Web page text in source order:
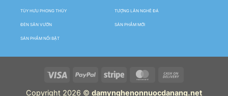
TÙY HƯU PHONG THỦY TƯỢNG LÂN NGHÊ ĐÁ
ĐÈN SÂN VƯỜN SẢN PHẨM MỚI
SẢN PHẨM NỔI BẬT
Copyright 2026 © damynghenonnuocdanang.net